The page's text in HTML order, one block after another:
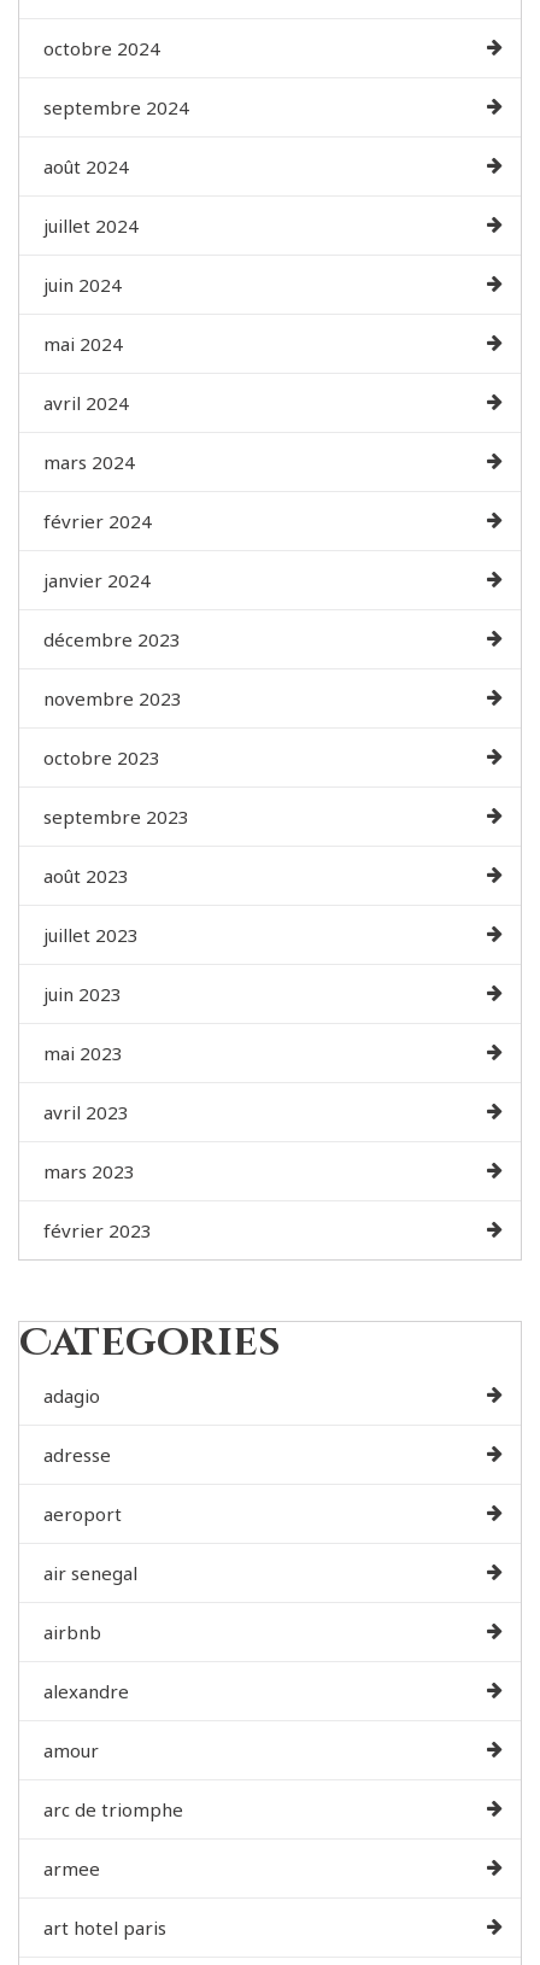
octobre 2024
septembre 2024
août 2024
juillet 2024
juin 2024
mai 2024
avril 2024
mars 2024
février 2024
janvier 2024
décembre 2023
novembre 2023
octobre 2023
septembre 2023
août 2023
juillet 2023
juin 2023
mai 2023
avril 2023
mars 2023
février 2023
Categories
adagio
adresse
aeroport
air senegal
airbnb
alexandre
amour
arc de triomphe
armee
art hotel paris